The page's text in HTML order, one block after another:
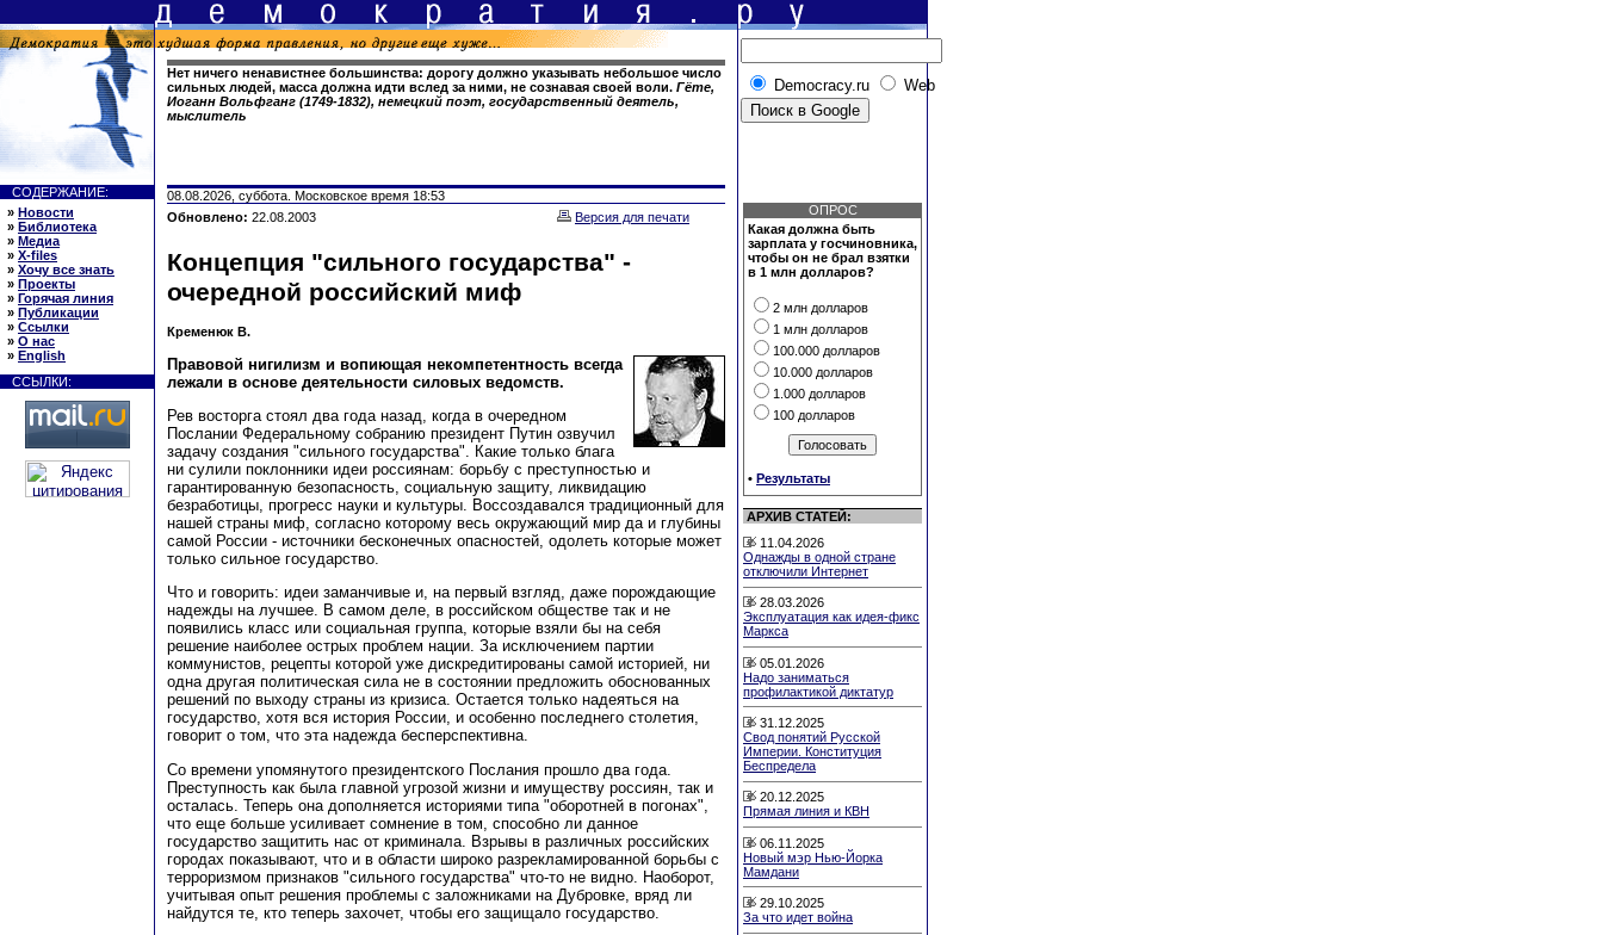
Нет ничего ненавистнее большинства: дорогу должно указывать небольшое число
сильных людей, масса должна идти вслед за ними, не сознавая своей воли. Гёте,
Иоганн Вольфганг (1749-1832), немецкий поэт, государственный деятель,
мыслитель
Democracy.ru Web
СОДЕРЖАНИЕ:
» Новости
» Библиотека
» Медиа
» X-files
» Хочу все знать
» Проекты
» Горячая линия
» Публикации
» Ссылки
» О нас
» English
ССЫЛКИ:
08.08.2026, суббота. Московское время 18:53
Обновлено: 22.08.2003 Версия для печати
Концепция "сильного государства" -
очередной российский миф
Кременюк В.
Правовой нигилизм и вопиющая некомпетентность всегда
лежали в основе деятельности силовых ведомств.
Рев восторга стоял два года назад, когда в очередном
Послании Федеральному собранию президент Путин озвучил
задачу создания "сильного государства". Какие только блага
ни сулили поклонники идеи россиянам: борьбу с преступностью и
гарантированную безопасность, социальную защиту, ликвидацию
безработицы, прогресс науки и культуры. Воссоздавался традиционный для
нашей страны миф, согласно которому весь окружающий мир да и глубины
самой России - источники бесконечных опасностей, одолеть которые может
только сильное государство.
Что и говорить: идеи заманчивые и, на первый взгляд, даже порождающие
надежды на лучшее. В самом деле, в российском обществе так и не
появились класс или социальная группа, которые взяли бы на себя
решение наиболее острых проблем нации. За исключением партии
коммунистов, рецепты которой уже дискредитированы самой историей, ни
одна другая политическая сила не в состоянии предложить обоснованных
решений по выходу страны из кризиса. Остается только надеяться на
государство, хотя вся история России, и особенно последнего столетия,
говорит о том, что эта надежда бесперспективна.
Со времени упомянутого президентского Послания прошло два года.
Преступность как была главной угрозой жизни и имуществу россиян, так и
осталась. Теперь она дополняется историями типа "оборотней в погонах",
что еще больше усиливает сомнение в том, способно ли данное
государство защитить нас от криминала. Взрывы в различных российских
городах показывают, что и в области широко разрекламированной борьбы с
терроризмом признаков "сильного государства" что-то не видно. Наоборот,
учитывая опыт решения проблемы с заложниками на Дубровке, вряд ли
найдутся те, кто теперь захочет, чтобы его защищало государство.
ОПРОС
Какая должна быть
зарплата у госчиновника,
чтобы он не брал взятки
в 1 млн долларов?
2 млн долларов
1 млн долларов
100.000 долларов
10.000 долларов
1.000 долларов
100 долларов
• Результаты
АРХИВ СТАТЕЙ:
11.04.2026
Однажды в одной стране
отключили Интернет
28.03.2026
Эксплуатация как идея-фикс
Маркса
05.01.2026
Надо заниматься
профилактикой диктатур
31.12.2025
Свод понятий Русской
Империи. Конституция
Беспредела
20.12.2025
Прямая линия и КВН
06.11.2025
Новый мэр Нью-Йорка
Мамдани
29.10.2025
За что идет война